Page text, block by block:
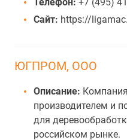
Сайт: https://
ЮГПРОМ, ООО
Описание:
производителем и
для
российском рынке.